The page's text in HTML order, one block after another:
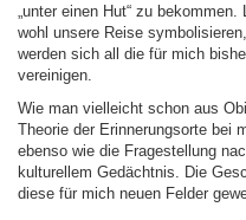
„unter einen Hut“ zu
wohl unsere Reise
werden sich all die für mich
vereinigen.
Wie man vielleicht schon aus
Theorie der Erinnerungsorte bei
ebenso wie die Fragestellung
kulturellem Gedächtnis. Die
diese für mich neuen Felder